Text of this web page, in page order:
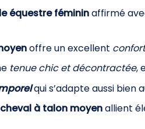
équestre fémininaffirmé
offre un excellent
tenue chic et décontractée,
qui s’adapte aussi bien
à talon moyenallient